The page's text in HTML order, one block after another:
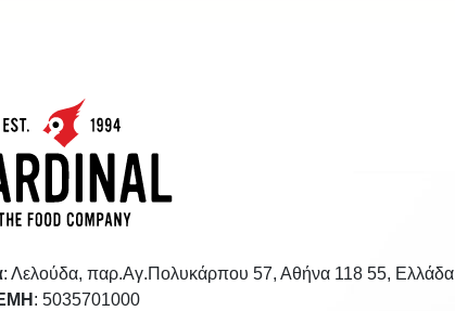
: Λελούδα, παρ.Αγ.Πολυκάρπου 57, Αθήνα 118 55, Ελλάδα
: 5035701000